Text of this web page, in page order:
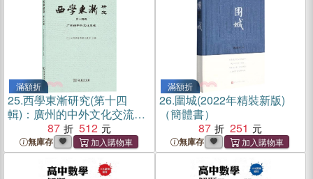
滿額折
25.西學東漸研究(第十四
輯)：廣州的中外文化交流
（簡體書）
87 512
無庫存
滿額折
26.圍城(2022年精裝新版)
（簡體書）
87
251
無庫存